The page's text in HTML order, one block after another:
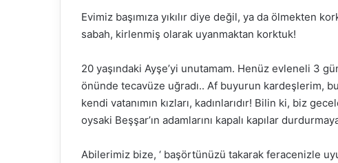
Evimiz başımıza yıkılır diye değil, ya da ölmekten
sabah, kirlenmiş olarak uyanmaktan korktuk!
20 yaşındaki Ayşe’yi unutamam. Henüz evleneli 3
önünde tecavüze uğradı.. Af buyurun kardeşlerim,
kendi vatanımın kızları, kadınlarıdır! Bilin ki, biz
oysaki Beşşar’ın adamlarını kapalı kapılar
Abilerimiz bize, ‘ başörtünüzü takarak feracenizle